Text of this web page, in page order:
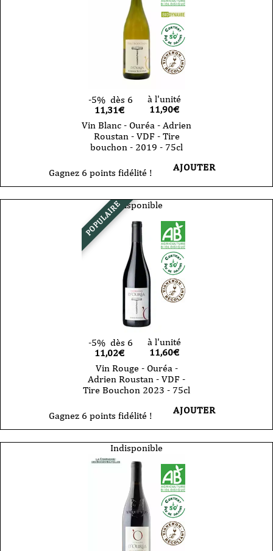
-5% dès 6
11,31€
à l'unité
11,90€
Vin Blanc - Ouréa - Adrien
Roustan - VDF - Tire
bouchon - 2019 - 75cl
Gagnez 6 points fidélité ! AJOUTER
POPULAIREIndisponible
-5% dès 6
11,02€
à l'unité
11,60€
Vin Rouge - Ouréa -
Adrien Roustan - VDF -
Tire Bouchon 2023 - 75cl
Gagnez 6 points fidélité ! AJOUTER
Indisponible